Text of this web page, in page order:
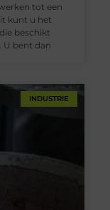
tot een
kunt u het
beschikt
U bent dan
INDUSTRIE